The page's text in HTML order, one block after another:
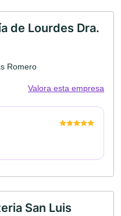
de Lourdes Dra.
Romero
Valora esta empresa
San Luis